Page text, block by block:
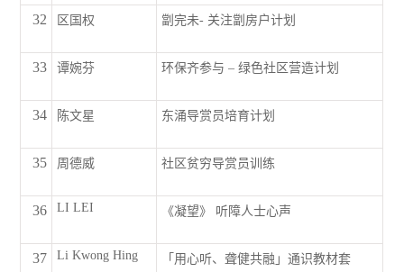
32 区国权 劏完未- 关注劏房户计划
33 谭婉芬 环保齐参与 – 绿色社区营造计划
34 陈文星 东涌导赏员培育计划
35 周德威 社区贫穷导赏员训练
36 LI LEI 《凝望》 听障人士心声
37 Li Kwong Hing 「用心听、聋健共融」通识教材套